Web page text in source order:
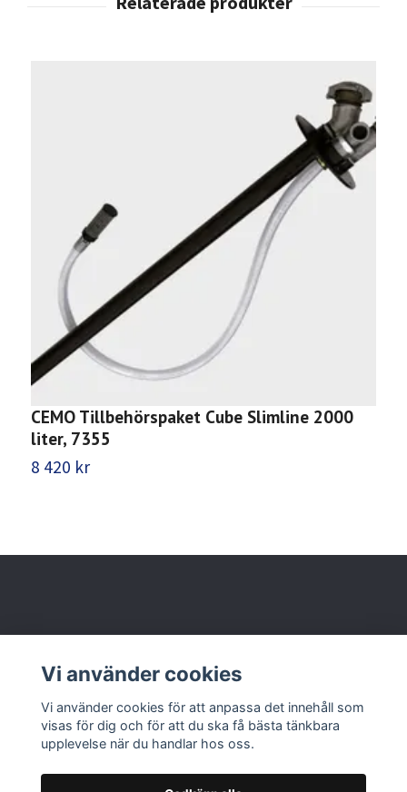
CEMO Tillbehörspaket Cube Slimline 2000
liter, 7355
8 420 kr
Läs mer
Vi använder cookies
Vi använder cookies för att anpassa det innehåll som
visas för dig och för att du ska få bästa tänkbara
upplevelse när du handlar hos oss.